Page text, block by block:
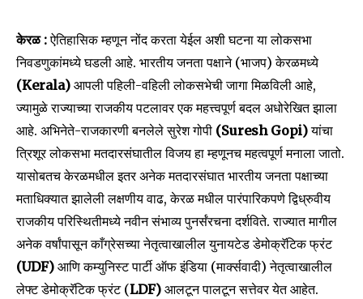
केरळ :ऐतिहासिक म्हणून नोंद करता येईल अशी घटना या लोकसभा
निवडणुकांमध्ये घडली आहे. भारतीय जनता पक्षाने (भाजप) केरळमध्ये
(Kerala) आपली पहिली-वहिली लोकसभेची जागा मिळविली आहे,
ज्यामुळे राज्याच्या राजकीय पटलावर एक महत्त्वपूर्ण बदल अधोरेखित झाला
आहे. अभिनेते-राजकारणी बनलेले सुरेश गोपी (Suresh Gopi)यांचा
त्रिशूर लोकसभा मतदारसंघातील विजय हा म्हणूनच महत्वपूर्ण मनाला जातो.
यासोबतच केरळमधील इतर अनेक मतदारसंघात भारतीय जनता पक्षाच्या
मताधिक्यात झालेली लक्षणीय वाढ, केरळ मधील पारंपारिकपणे द्विध्रुवीय
राजकीय परिस्थितीमध्ये नवीन संभाव्य पुनर्संरचना दर्शविते. राज्यात मागील
अनेक वर्षांपासून काँग्रेसच्या नेतृत्वाखालील युनायटेड डेमोक्रॅटिक फ्रंट
(UDF) आणि कम्युनिस्ट पार्टी ऑफ इंडिया (मार्क्सवादी) नेतृत्वाखालील
लेफ्ट डेमोक्रॅटिक फ्रंट (LDF) आलटून पालटून सत्तेवर येत आहेत.